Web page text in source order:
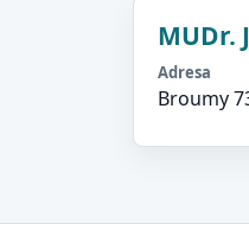
MUDr.
Adresa
Broumy